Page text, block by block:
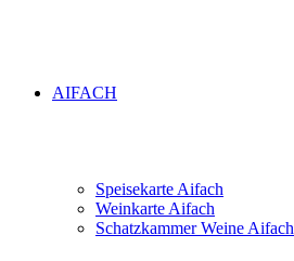
AIFACH
Speisekarte Aifach
Weinkarte Aifach
Schatzkammer Weine Aifach